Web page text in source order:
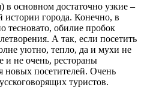
основном достаточно узкие –
истории города. Конечно, в
тесновато, обилие пробок
А так, если посетить
уютно, тепло, да и мухи не
и не очень, рестораны
новых посетителей. Очень
туристов.